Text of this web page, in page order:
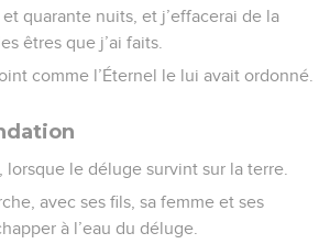
quarante nuits, et j’effacerai de la
êtres que j’ai faits.
comme l’Éternel le lui avait ordonné.
lorsque le déluge survint sur la terre.
avec ses fils, sa femme et ses
à l’eau du déluge.